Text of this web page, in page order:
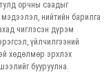
орчны саадыг
нийтийн барилга
чиглэсэн дүрэм
үйлчилгээний
хөдөлмөр эрхлэх
бууруулна.